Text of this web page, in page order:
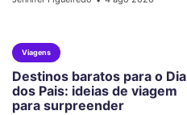
Viagens
Destinos baratos para o Dia
dos Pais: ideias de viagem
para surpreender